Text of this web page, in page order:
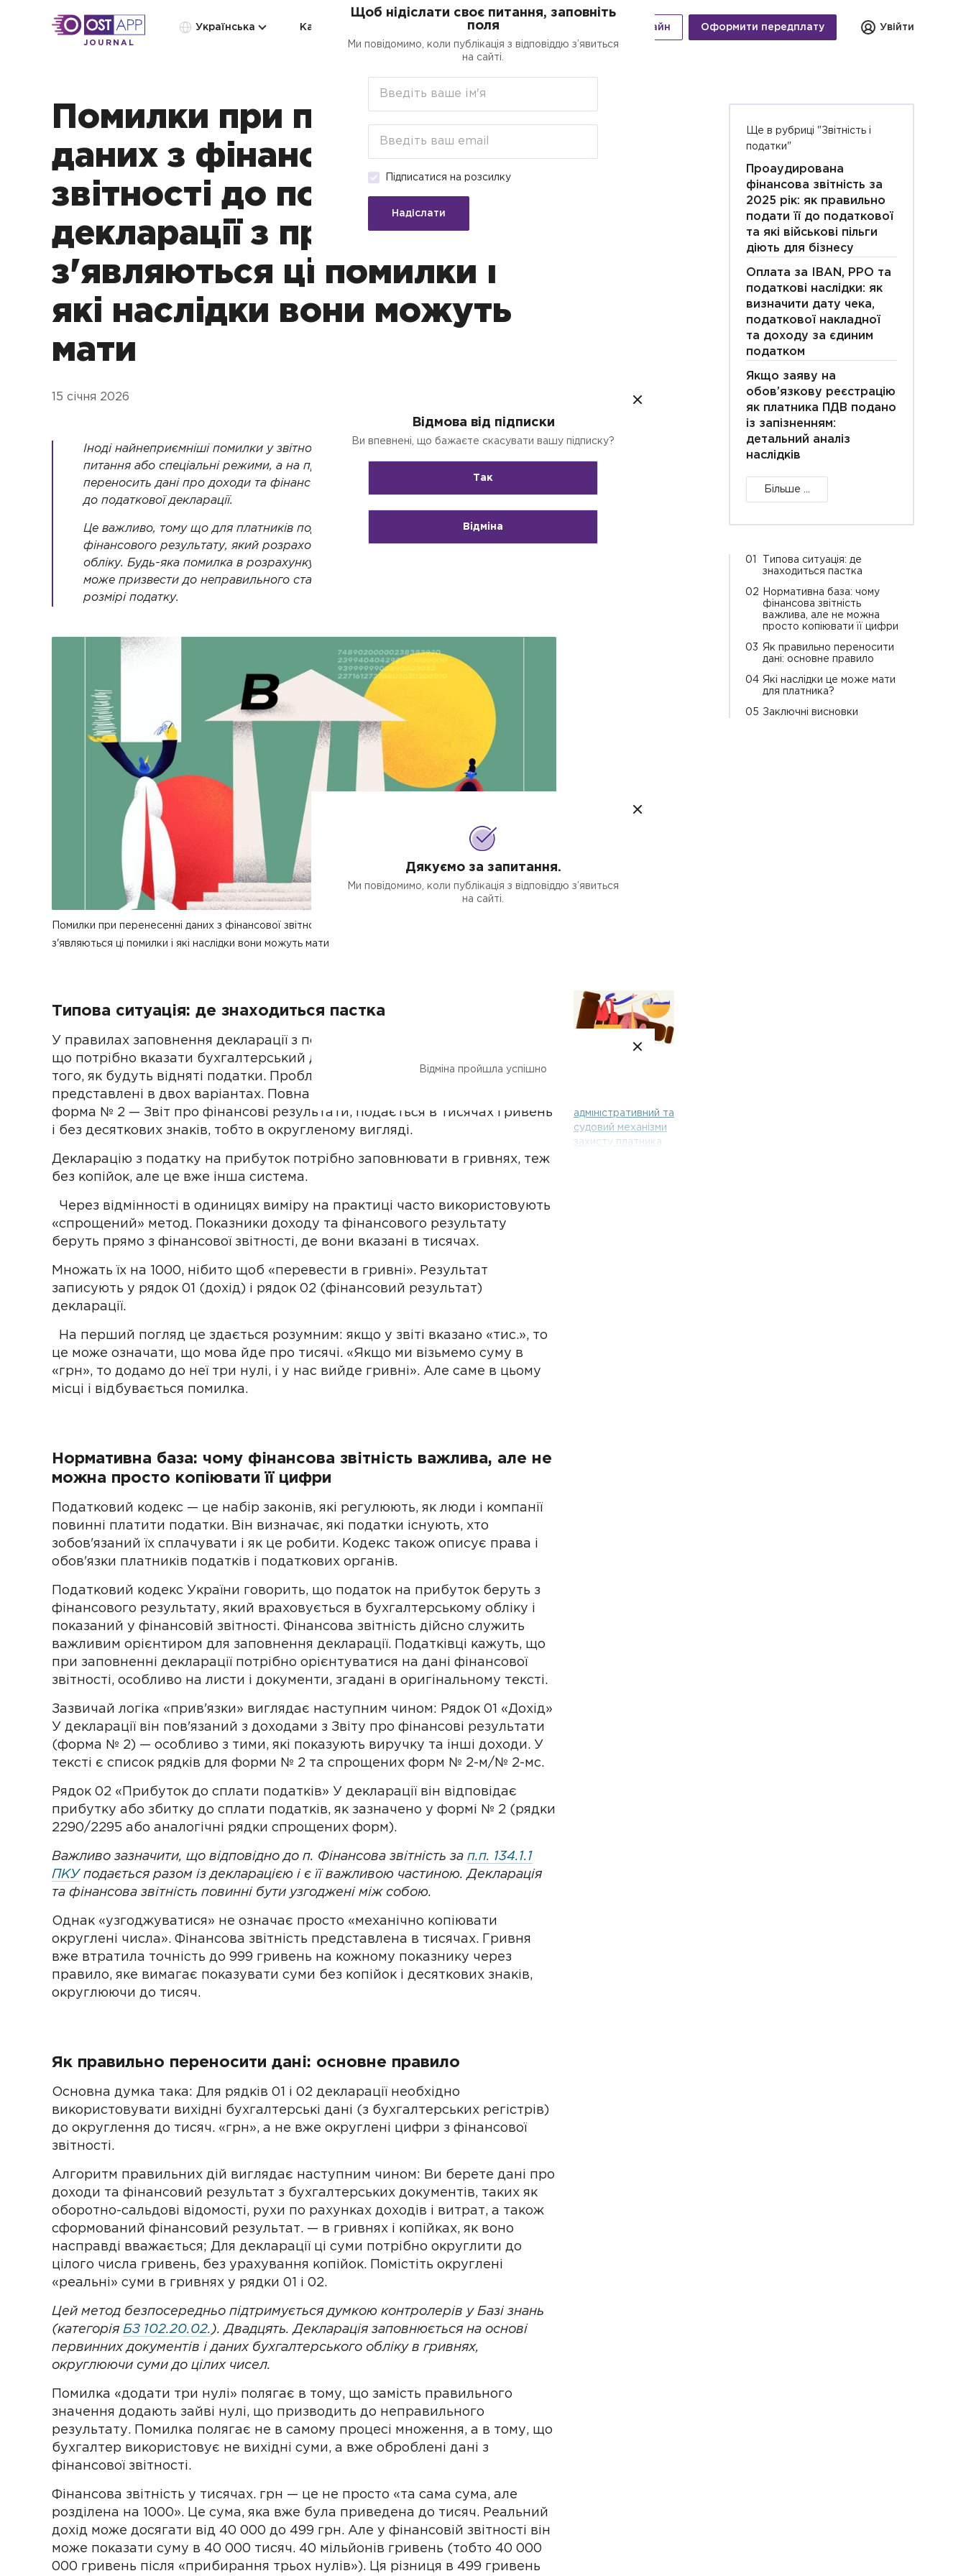
JOURNAL
Українська Категорії Кредити для бізнесу онлайн Оформити передплату Увійти
Помилки при перенесенні
даних з фінансової
звітності до податкової
декларації з прибутку: як
з'являються ці помилки і
які наслідки вони можуть
мати
15 січня 2026
Іноді найнеприємніші помилки у звітності виникають не через складні податкові
питання або спеціальні режими, а на простому етапі — коли бухгалтер
переносить дані про доходи та фінансові результати з бухгалтерського обліку
до податкової декларації.
Це важливо, тому що для платників податків податок на прибуток залежить від
фінансового результату, який розраховується за правилами бухгалтерського
обліку. Будь-яка помилка в розрахунку доходу або фінансового результату
може призвести до неправильного статусу платника податків або до помилки в
розмірі податку.
Помилки при перенесенні даних з фінансової звітності до податкової декларації з прибутку: як
з'являються ці помилки і які наслідки вони можуть мати
Типова ситуація: де знаходиться пастка
У правилах заповнення декларації з податку на прибуток йдеться про те,
що потрібно вказати бухгалтерський дохід і фінансовий результат до
того, як будуть відняті податки. Проблема в тому, що ці показники
представлені в двох варіантах. Повна фінансова звітність, особливо
форма № 2 — Звіт про фінансові результати, подається в тисячах гривень
і без десяткових знаків, тобто в округленому вигляді.
Декларацію з податку на прибуток потрібно заповнювати в гривнях, теж
без копійок, але це вже інша система.
Через відмінності в одиницях виміру на практиці часто використовують
«спрощений» метод. Показники доходу та фінансового результату
беруть прямо з фінансової звітності, де вони вказані в тисячах.
Множать їх на 1000, нібито щоб «перевести в гривні». Результат
записують у рядок 01 (дохід) і рядок 02 (фінансовий результат)
декларації.
На перший погляд це здається розумним: якщо у звіті вказано «тис.», то
це може означати, що мова йде про тисячі. «Якщо ми візьмемо суму в
«грн», то додамо до неї три нулі, і у нас вийде гривні». Але саме в цьому
місці і відбувається помилка.
Нормативна база: чому фінансова звітність важлива, але не
можна просто копіювати її цифри
Податковий кодекс — це набір законів, які регулюють, як люди і компанії
повинні платити податки. Він визначає, які податки існують, хто
зобов'язаний їх сплачувати і як це робити. Кодекс також описує права і
обов'язки платників податків і податкових органів.
Податковий кодекс України говорить, що податок на прибуток беруть з
фінансового результату, який враховується в бухгалтерському обліку і
показаний у фінансовій звітності. Фінансова звітність дійсно служить
важливим орієнтиром для заповнення декларації. Податківці кажуть, що
при заповненні декларації потрібно орієнтуватися на дані фінансової
звітності, особливо на листи і документи, згадані в оригінальному тексті.
Зазвичай логіка «прив'язки» виглядає наступним чином: Рядок 01 «Дохід»
У декларації він пов'язаний з доходами з Звіту про фінансові результати
(форма № 2) — особливо з тими, які показують виручку та інші доходи. У
тексті є список рядків для форми № 2 та спрощених форм № 2-м/№ 2-мс.
Рядок 02 «Прибуток до сплати податків» У декларації він відповідає
прибутку або збитку до сплати податків, як зазначено у формі № 2 (рядки
2290/2295 або аналогічні рядки спрощених форм).
Важливо зазначити, що відповідно до п. Фінансова звітність за п.п. 134.1.1
ПКУ подається разом із декларацією і є її важливою частиною. Декларація
та фінансова звітність повинні бути узгоджені між собою.
Однак «узгоджуватися» не означає просто «механічно копіювати
округлені числа». Фінансова звітність представлена в тисячах. Гривня
вже втратила точність до 999 гривень на кожному показнику через
правило, яке вимагає показувати суми без копійок і десяткових знаків,
округлюючи до тисяч.
Як правильно переносити дані: основне правило
Основна думка така: Для рядків 01 і 02 декларації необхідно
використовувати вихідні бухгалтерські дані (з бухгалтерських регістрів)
до округлення до тисяч. «грн», а не вже округлені цифри з фінансової
звітності.
Алгоритм правильних дій виглядає наступним чином: Ви берете дані про
доходи та фінансовий результат з бухгалтерських документів, таких як
оборотно-сальдові відомості, рухи по рахунках доходів і витрат, а також
сформований фінансовий результат. — в гривнях і копійках, як воно
насправді вважається; Для декларації ці суми потрібно округлити до
цілого числа гривень, без урахування копійок. Помістіть округлені
«реальні» суми в гривнях у рядки 01 і 02.
Цей метод безпосередньо підтримується думкою контролерів у Базі знань
(категорія БЗ 102.20.02.). Двадцять. Декларація заповнюється на основі
первинних документів і даних бухгалтерського обліку в гривнях,
округлюючи суми до цілих чисел.
Помилка «додати три нулі» полягає в тому, що замість правильного
значення додають зайві нулі, що призводить до неправильного
результату. Помилка полягає не в самому процесі множення, а в тому, що
бухгалтер використовує не вихідні суми, а вже оброблені дані з
фінансової звітності.
Фінансова звітність у тисячах. грн — це не просто «та сама сума, але
розділена на 1000». Це сума, яка вже була приведена до тисяч. Реальний
дохід може досягати від 40 000 до 499 грн. Але у фінансовій звітності він
може показати суму в 40 000 тисяч. 40 мільйонів гривень (тобто 40 000
000 гривень після «прибирання трьох нулів»). Ця різниця в 499 гривень
адміністративний та
судовий механізми
захисту платника
Ще в рубриці "Звітність і
податки"
Проаудирована
фінансова звітність за
2025 рік: як правильно
подати її до податкової
та які військові пільги
діють для бізнесу
Оплата за IBAN, РРО та
податкові наслідки: як
визначити дату чека,
податкової накладної
та доходу за єдиним
податком
Якщо заяву на
обов’язкову реєстрацію
як платника ПДВ подано
із запізненням:
детальний аналіз
наслідків
Більше ...
01
Типова ситуація: де
знаходиться пастка
02
Нормативна база: чому
фінансова звітність
важлива, але не можна
просто копіювати її цифри
03
Як правильно переносити
дані: основне правило
04 Які наслідки це може мати
для платника?
05 Заключні висновки
Щоб нідіслати своє питання, заповніть
поля
Ми повідомимо, коли публікація з відповіддю з’явиться
на сайті.
Підписатися на розсилку
Надіслати
Дякуємо за запитання.
Ми повідомимо, коли публікація з відповіддю з’явиться
на сайті.
Відмова від підписки
Ви впевнені, що бажаєте скасувати вашу підписку?
Так
Відміна
Відміна пройшла успішно